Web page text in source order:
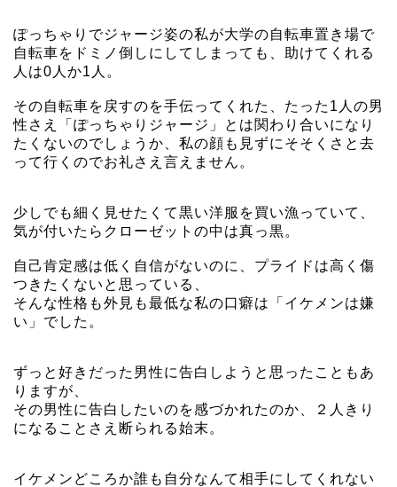
ぽっちゃりでジャージ姿の私が大学の自転車置き場で
自転車をドミノ倒しにしてしまっても、助けてくれる
人は0人か1人。
その自転車を戻すのを手伝ってくれた、たった1人の男
性さえ「ぽっちゃりジャージ」とは関わり合いになり
たくないのでしょうか、私の顔も見ずにそそくさと去
って行くのでお礼さえ言えません。
少しでも細く見せたくて黒い洋服を買い漁っていて、
気が付いたらクローゼットの中は真っ黒。
自己肯定感は低く自信がないのに、プライドは高く傷
つきたくないと思っている、
そんな性格も外見も最低な私の口癖は「イケメンは嫌
い」でした。
ずっと好きだった男性に告白しようと思ったこともあ
りますが、
その男性に告白したいのを感づかれたのか、２人きり
になることさえ断られる始末。
イケメンどころか誰も自分なんて相手にしてくれない